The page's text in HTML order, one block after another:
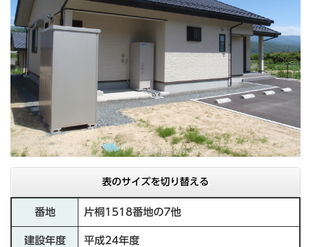
表のサイズを切り替える
番地 片桐1518番地の7他
建設年度 平成24年度